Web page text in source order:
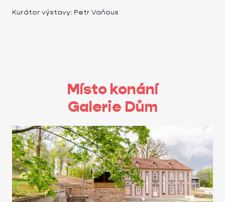
Kurátor výstavy: Petr Vaňous
Místo konání
Galerie Dům